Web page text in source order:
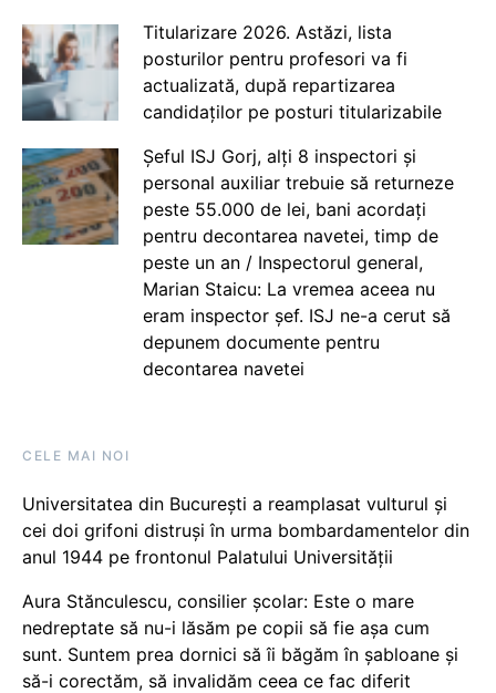
Titularizare 2026. Astăzi, lista
posturilor pentru profesori va fi
actualizată, după repartizarea
candidaților pe posturi titularizabile
Șeful ISJ Gorj, alți 8 inspectori și
personal auxiliar trebuie să returneze
peste 55.000 de lei, bani acordați
pentru decontarea navetei, timp de
peste un an / Inspectorul general,
Marian Staicu: La vremea aceea nu
eram inspector șef. ISJ ne-a cerut să
depunem documente pentru
decontarea navetei
CELE MAI NOI
Universitatea din București a reamplasat vulturul și
cei doi grifoni distruși în urma bombardamentelor din
anul 1944 pe frontonul Palatului Universității
Aura Stănculescu, consilier școlar: Este o mare
nedreptate să nu-i lăsăm pe copii să fie așa cum
sunt. Suntem prea dornici să îi băgăm în șabloane și
să-i corectăm, să invalidăm ceea ce fac diferit